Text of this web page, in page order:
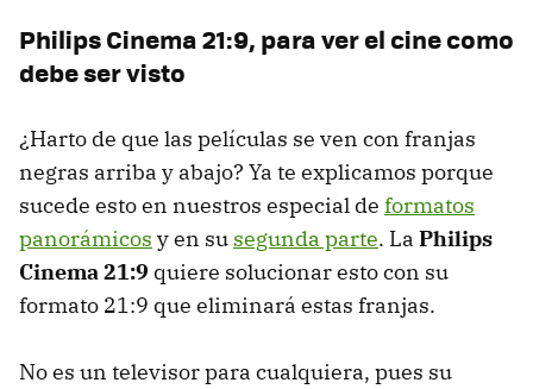
Philips Cinema 21:9, para ver el cine como
debe ser visto
¿Harto de que las películas se ven con franjas
negras arriba y abajo? Ya te explicamos porque
sucede esto en nuestros especial de formatos
panorámicos y en su segunda parte. La Philips
Cinema 21:9 quiere solucionar esto con su
formato 21:9 que eliminará estas franjas.
No es un televisor para cualquiera, pues su